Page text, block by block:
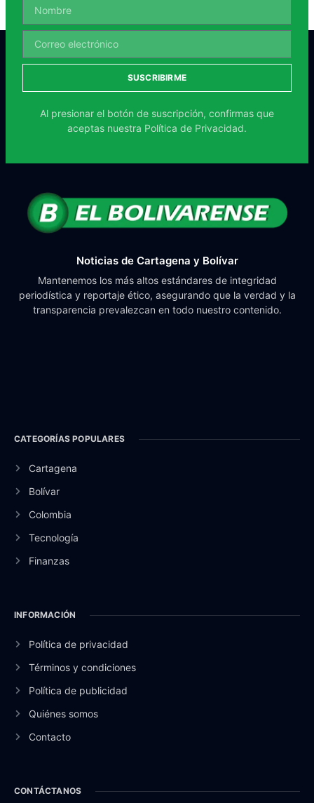
SUSCRIBIRME
Al presionar el botón de suscripción, confirmas que
aceptas nuestra Política de Privacidad.
Noticias de Cartagena y Bolívar
Mantenemos los más altos estándares de integridad
periodística y reportaje ético, asegurando que la verdad y la
transparencia prevalezcan en todo nuestro contenido.
CATEGORÍAS POPULARES
Cartagena
Bolívar
Colombia
Tecnología
Finanzas
INFORMACIÓN
Política de privacidad
Términos y condiciones
Política de publicidad
Quiénes somos
Contacto
CONTÁCTANOS